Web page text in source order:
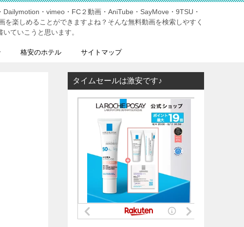
Dailymotion・vimeo・FC２動画・AniTube・SayMove・9TSU・
を楽しめることができますよね？そんな無料動画を検索しやすく
ていこうと思います。
格安のホテル サイトマップ
タイムセールは激安です♪